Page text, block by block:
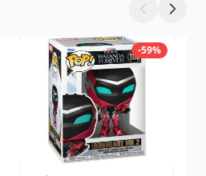
-59%